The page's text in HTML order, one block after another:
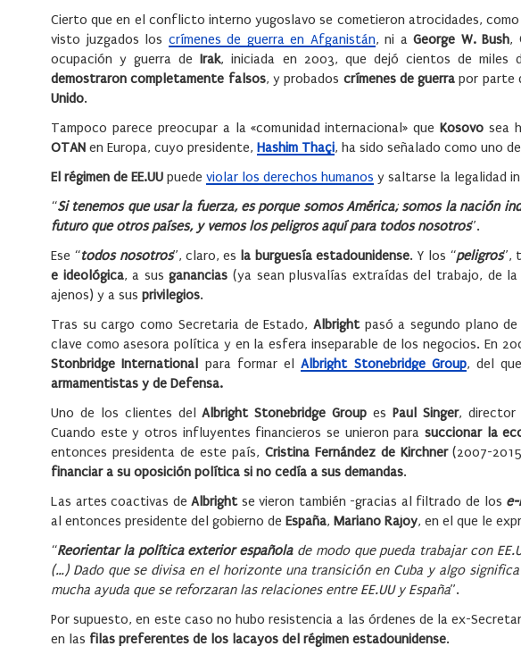
Cierto que en el conflicto interno yugoslavo se cometieron atrocidades,
visto juzgados los crímenes de guerra en Afganistán, ni a George W. Bush,
ocupación y guerra deIrak, iniciada en 2003, que dejó cientos de miles
demostraron completamente falsos, y probados crímenes de guerra por parte
Unido.
Tampoco parece preocupar a la «comunidad internacional» queKosovo sea
OTAN en Europa, cuyo presidente, Hashim Thaçi, ha sido señalado como uno
El régimen de EE.UU puede violar los derechos humanos y saltarse la legalidad
“Si tenemos que usar la fuerza, es porque somos América; somos la nación
futuro que otros países, y vemos los peligros aquí para todos nosotros”.
Ese “todos nosotros”, claro, es la burguesía estadounidense. Y los “peligros”,
e ideológica, a susganancias (ya sean plusvalías extraídas del trabajo, de
ajenos) y a sus privilegios.
Tras su cargo como Secretaria de Estado, Albrightpasó a segundo plano
clave como asesora política y en la esfera inseparable de los negocios. En
Stonbridge International para formar elAlbright Stonebridge Group, del
armamentistas y de Defensa.
Uno de los clientes delAlbright Stonebridge Group esPaul Singer, director
Cuando este y otros influyentes financieros se unieron para succionar la
entonces presidenta de este país, Cristina Fernández de Kirchner(2007-
financiar a su oposición política si no cedía a sus demandas.
Las artes coactivas deAlbrightse vieron también -gracias al filtrado de los
al entonces presidente del gobierno de España, Mariano Rajoy, en el que le
“Reorientar la política exterior españolade modo que pueda trabajar con
(…) Dado que se divisa en el horizonte una transición en Cuba y algo
mucha ayuda que se reforzaran las relaciones entre EE.UU y España”.
Por supuesto, en este caso no hubo resistencia a las órdenes de la ex-
en las filas preferentes de los lacayos del régimen estadounidense.